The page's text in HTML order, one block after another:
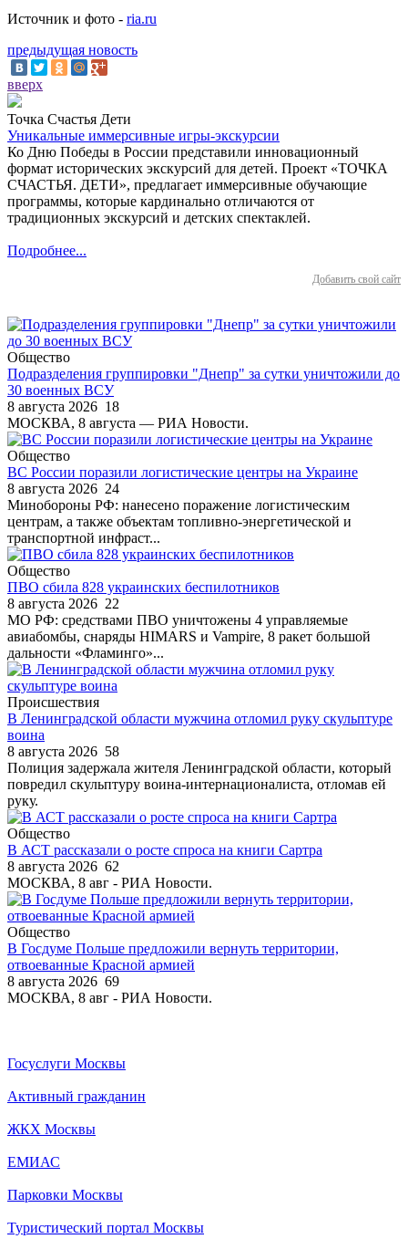
Источник и фото - ria.ru
предыдущая новость
вверх
Точка Счастья Дети
Уникальные иммерсивные игры-экскурсии
Ко Дню Победы в России представили инновационный
формат исторических экскурсий для детей. Проект «ТОЧКА
СЧАСТЬЯ. ДЕТИ», предлагает иммерсивные обучающие
программы, которые кардинально отличаются от
традиционных экскурсий и детских спектаклей.
Подробнее...
Добавить свой сайт
Общество
Подразделения группировки "Днепр" за сутки уничтожили до
30 военных ВСУ
8 августа 2026 18
МОСКВА, 8 августа — РИА Новости.
Общество
ВС России поразили логистические центры на Украине
8 августа 2026 24
Минобороны РФ: нанесено поражение логистическим
центрам, а также объектам топливно-энергетической и
транспортной инфраст...
Общество
ПВО сбила 828 украинских беспилотников
8 августа 2026 22
МО РФ: средствами ПВО уничтожены 4 управляемые
авиабомбы, снаряды HIMARS и Vampire, 8 ракет большой
дальности «Фламинго»...
Происшествия
В Ленинградской области мужчина отломил руку скульптуре
воина
8 августа 2026 58
Полиция задержала жителя Ленинградской области, который
повредил скульптуру воина-интернационалиста, отломав ей
руку.
Общество
В АСТ рассказали о росте спроса на книги Сартра
8 августа 2026 62
МОСКВА, 8 авг - РИА Новости.
Общество
В Госдуме Польше предложили вернуть территории,
отвоеванные Красной армией
8 августа 2026 69
МОСКВА, 8 авг - РИА Новости.
Госуслуги Москвы
Активный гражданин
ЖКХ Москвы
ЕМИАС
Парковки Москвы
Туристический портал Москвы